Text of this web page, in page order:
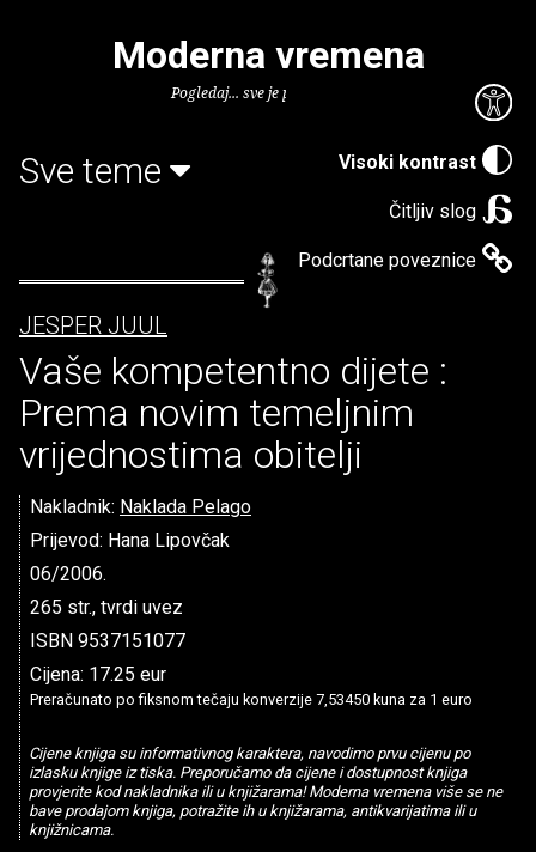
Visoki kontrast
Čitljiv slog
Podcrtane poveznice
Moderna vremena
Pogledaj... sve je puno knjiga.
Sve teme
JESPER JUUL
Vaše kompetentno dijete :
Prema novim temeljnim
vrijednostima obitelji
Nakladnik: Naklada Pelago
Prijevod: Hana Lipovčak
06/2006.
265 str., tvrdi uvez
ISBN 9537151077
Cijena: 17.25 eur
Preračunato po fiksnom tečaju konverzije 7,53450 kuna za 1 euro
Cijene knjiga su informativnog karaktera, navodimo prvu cijenu po
izlasku knjige iz tiska. Preporučamo da cijene i dostupnost knjiga
provjerite kod nakladnika ili u knjižarama! Moderna vremena više se ne
bave prodajom knjiga, potražite ih u knjižarama, antikvarijatima ili u
knjižnicama.